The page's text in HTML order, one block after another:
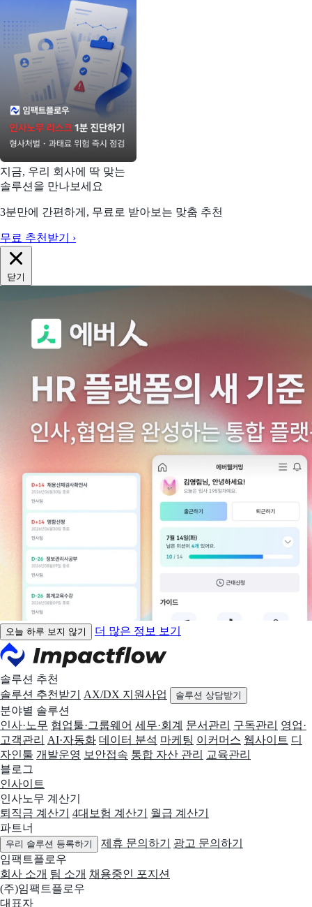
지금, 우리 회사에 딱 맞는
솔루션을 만나보세요
3분만에 간편하게, 무료로 받아보는 맞춤 추천
무료 추천받기 ›
닫기
오늘 하루 보지 않기 더 많은 정보 보기
솔루션 추천
솔루션 추천받기
AX/DX 지원사업 솔루션 상담받기
분야별 솔루션
인사·노무 협업툴·그룹웨어 세무·회계 문서관리 구독관리 영업·
고객관리 AI·자동화 데이터 분석 마케팅 이커머스 웹사이트 디
자인툴 개발운영 보안접속 통합 자산 관리
교육관리
블로그
인사이트
인사노무 계산기
퇴직금 계산기
4대보험 계산기
월급 계산기
파트너
우리 솔루션 등록하기 제휴 문의하기
광고 문의하기
임팩트플로우
회사 소개 팀 소개 채용중인 포지션
(주)임팩트플로우
대표자